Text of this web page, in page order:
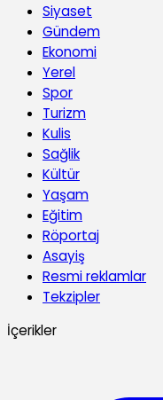
Siyaset
Gündem
Ekonomi
Yerel
Spor
Turizm
Kulis
Sağlik
Kültür
Yaşam
Eğitim
Röportaj
Asayiş
Resmi reklamlar
Tekzipler
İçerikler